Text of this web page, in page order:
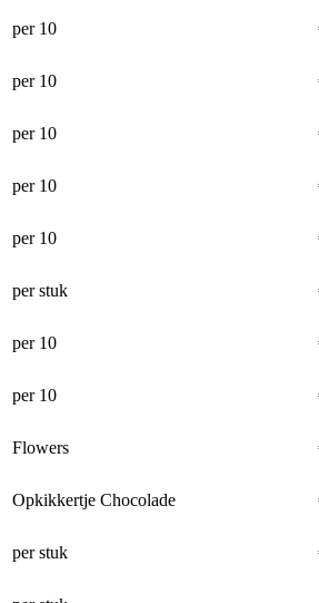
per 10
per 10
per 10
per 10
per 10
per stuk
per 10
per 10
Flowers
Opkikkertje Chocolade
per stuk